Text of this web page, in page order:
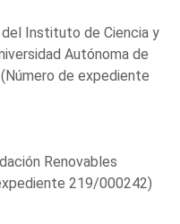
Instituto de Ciencia y
Autónoma de
de expediente
Renovables
219/000242)